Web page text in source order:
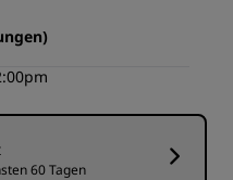
60 Tagen